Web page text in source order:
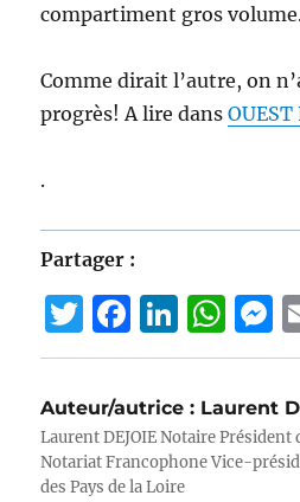
compartiment gros
Comme dirait l’autre, on
progrès! A lire dansOUEST
.
Partager :
T
w
it
te
r
F
a
c
e
b
Li
n
e
d
W
h
s
A
e
e
n
Auteur/autrice : Laurent
Laurent DEJOIE Notaire
Notariat Francophone Vice-
des Pays de la Loire